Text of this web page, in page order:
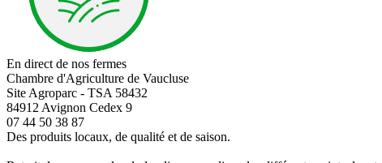
En direct de nos fermes
Chambre d'Agriculture de Vaucluse
Site Agroparc - TSA 58432
84912 Avignon Cedex 9
07 44 50 38 87
Des produits locaux, de qualité et de saison.